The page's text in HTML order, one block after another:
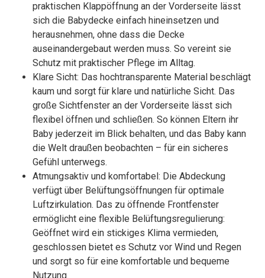
praktischen Klappöffnung an der Vorderseite lässt
sich die Babydecke einfach hineinsetzen und
herausnehmen, ohne dass die Decke
auseinandergebaut werden muss. So vereint sie
Schutz mit praktischer Pflege im Alltag.
Klare Sicht: Das hochtransparente Material beschlägt
kaum und sorgt für klare und natürliche Sicht. Das
große Sichtfenster an der Vorderseite lässt sich
flexibel öffnen und schließen. So können Eltern ihr
Baby jederzeit im Blick behalten, und das Baby kann
die Welt draußen beobachten – für ein sicheres
Gefühl unterwegs.
Atmungsaktiv und komfortabel: Die Abdeckung
verfügt über Belüftungsöffnungen für optimale
Luftzirkulation. Das zu öffnende Frontfenster
ermöglicht eine flexible Belüftungsregulierung:
Geöffnet wird ein stickiges Klima vermieden,
geschlossen bietet es Schutz vor Wind und Regen
und sorgt so für eine komfortable und bequeme
Nutzung.